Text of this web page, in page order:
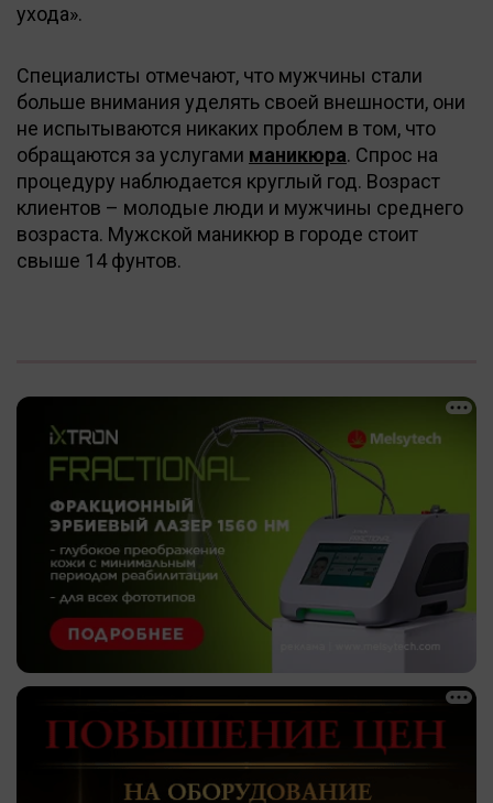
ухода».
Специалисты отмечают, что мужчины стали
больше внимания уделять своей внешности, они
не испытываются никаких проблем в том, что
обращаются за услугами маникюра. Спрос на
процедуру наблюдается круглый год. Возраст
клиентов – молодые люди и мужчины среднего
возраста. Мужской маникюр в городе стоит
свыше 14 фунтов.